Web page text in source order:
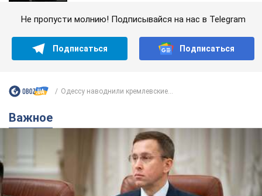
Не пропусти молнию! Подписывайся на нас в Telegram
Подписаться Подписаться
Одессу наводнили кремлевские...
Важное